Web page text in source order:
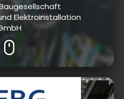
Elektroinstallation